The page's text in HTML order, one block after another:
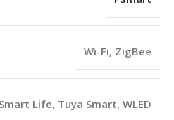
Wi-Fi, ZigBee
Smart Life, Tuya Smart, WLED